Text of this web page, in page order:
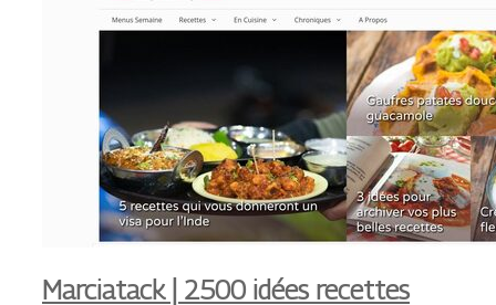
Marciatack | 2500 idées recettes